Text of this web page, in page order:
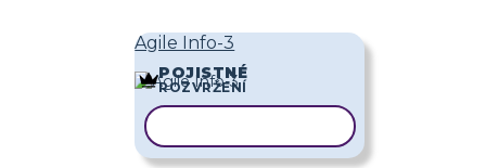
Agile Info-3
POJISTNÉ
ROZVRŽENÍ